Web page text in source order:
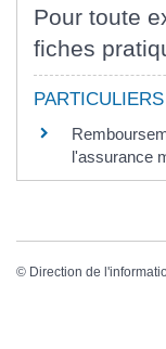
Pour toute
fiches
PARTICULIERS
l'assurance
© Direction de